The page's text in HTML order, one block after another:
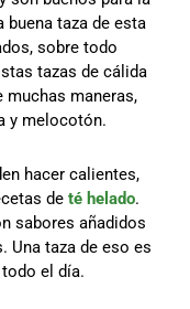
buena taza de esta
sobre todo
tazas de cálida
muchas maneras,
y melocotón.
hacer calientes,
de té helado.
sabores añadidos
Una taza de eso es
el día.